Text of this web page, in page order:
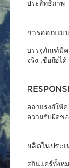
ประสิทธิภาพ
การออกแบ
บรรจุภัณฑ์มีค
จริง เชื่อถือไ
คลาแรงส์ให้
ความรับผิดช
ผลิตในประเ
สกินแคร์ทั้งห